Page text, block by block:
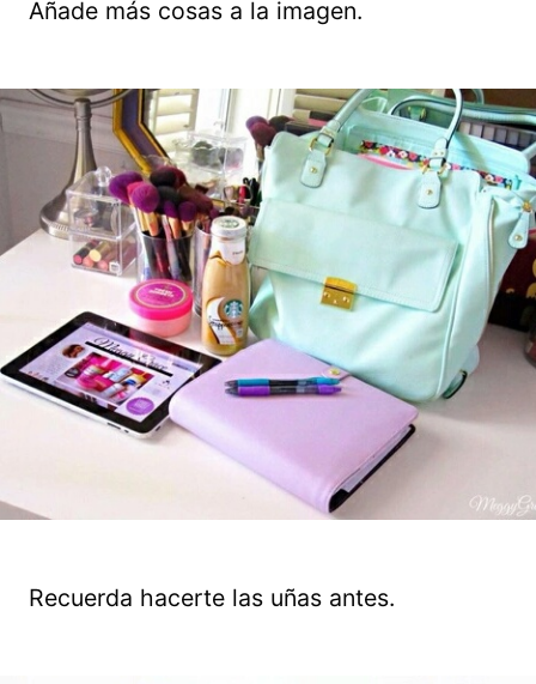
Añade más cosas a la imagen.
Recuerda hacerte las uñas antes.